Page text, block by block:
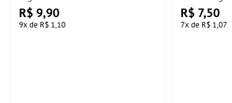
R$ 9,90
9x de R$ 1,10
R$ 7,50
7x de R$ 1,07